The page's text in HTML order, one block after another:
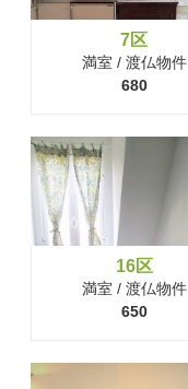
7区
満室 / 渡仏物件
680
16区
満室 / 渡仏物件
650